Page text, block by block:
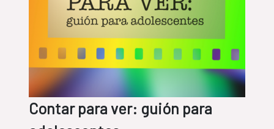
Contar para ver: guión para